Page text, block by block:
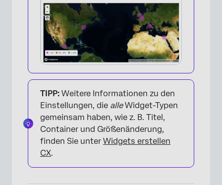
TIPP: Weitere Informationen zu den
Einstellungen, die alleWidget-Typen
gemeinsam haben, wie z. B. Titel,
Container und Größenänderung,
finden Sie unter Widgets erstellen
CX.